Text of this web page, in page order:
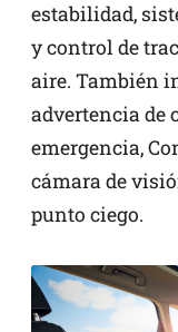
estabilidad,
y control de
aire. También
advertencia de
emergencia,
cámara de
punto ciego.